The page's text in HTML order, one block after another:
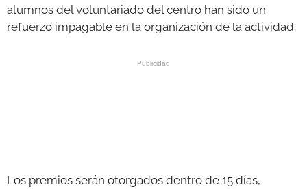
alumnos del voluntariado del centro han sido un
refuerzo impagable en la organización de la actividad.
Los premios serán otorgados dentro de 15 días,